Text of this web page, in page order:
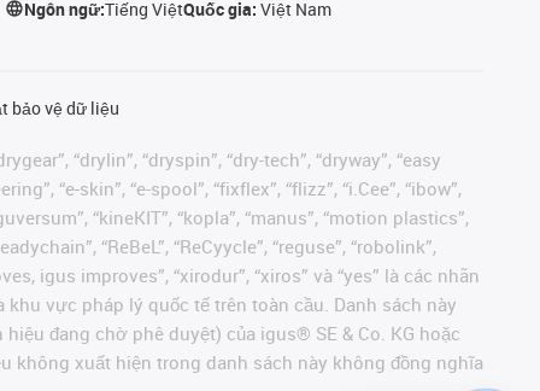
Ngôn ngữ:Tiếng ViệtQuốc gia:Việt Nam
bảo vệ dữ liệu
“drylin”, “dryspin”, “dry-tech”, “dryway”, “easy
“e-skin”, “e-spool”, “fixflex”, “flizz”, “i.Cee”, “ibow”,
“kineKIT”, “kopla”, “manus”, “motion plastics”,
“ReBeL”, “ReCyycle”, “reguse”, “robolink”,
igus improves”, “xirodur”, “xiros” và “yes” là các nhãn
vực pháp lý quốc tế trên toàn cầu. Danh sách này
đang chờ phê duyệt) của igus® SE & Co. KG hoặc
không xuất hiện trong danh sách này không đồng nghĩa